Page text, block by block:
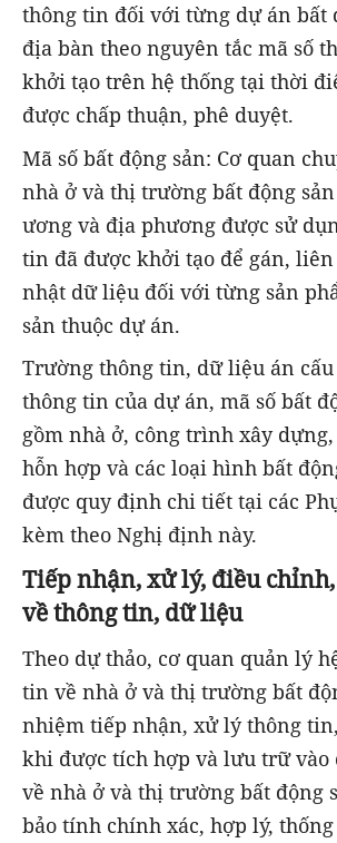
thông tin đối với từng dự án bất
địa bàn theo nguyên tắc mã số
khởi tạo trên hệ thống tại thời
được chấp thuận, phê duyệt.
Mã số bất động sản: Cơ quan
nhà ở và thị trường bất động
ương và địa phương được sử
tin đã được khởi tạo để gán, liên
nhật dữ liệu đối với từng sản
sản thuộc dự án.
Trường thông tin, dữ liệu án
thông tin của dự án, mã số bất
gồm nhà ở, công trình xây
hỗn hợp và các loại hình bất
được quy định chi tiết tại các
kèm theo Nghị định này.
Tiếp nhận, xử lý, điều
về thông tin, dữ liệu
Theo dự thảo, cơ quan quản lý
tin về nhà ở và thị trường bất
nhiệm tiếp nhận, xử lý thông
khi được tích hợp và lưu trữ vào
về nhà ở và thị trường bất động
bảo tính chính xác, hợp lý,